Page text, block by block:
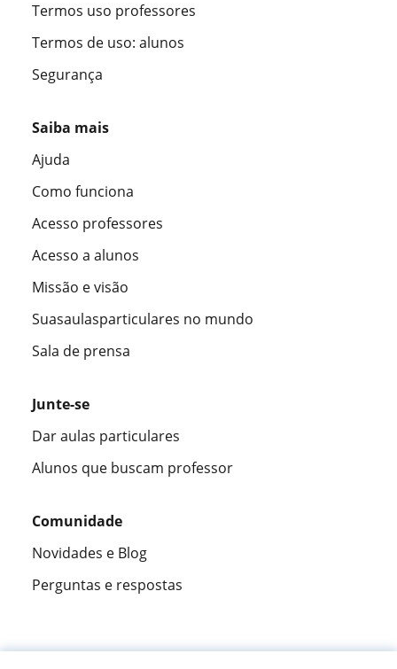
Termos uso professores
Termos de uso: alunos
Segurança
Saiba mais
Ajuda
Como funciona
Acesso professores
Acesso a alunos
Missão e visão
Suasaulasparticulares no mundo
Sala de prensa
Junte-se
Dar aulas particulares
Alunos que buscam professor
Comunidade
Novidades e Blog
Perguntas e respostas